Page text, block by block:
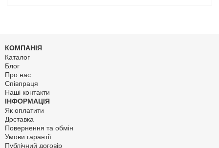
КОМПАНІЯ
Каталог
Блог
Про нас
Співпраця
Наші контакти
ІНФОРМАЦІЯ
Як оплатити
Доставка
Повернення та обмін
Умови гарантії
Публічний договір